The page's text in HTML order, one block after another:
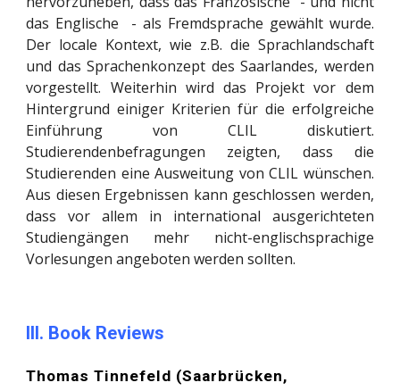
das Englische - als Fremdsprache gewählt wurde.
Der locale Kontext, wie z.B. die Sprachlandschaft
und das Sprachenkonzept des Saarlandes, werden
vorgestellt. Weiterhin wird das Projekt vor dem
Hintergrund einiger Kriterien für die erfolgreiche
Einführung von CLIL diskutiert.
Studierendenbefragungen zeigten, dass die
Studierenden eine Ausweitung von CLIL wünschen.
Aus diesen Ergebnissen kann geschlossen werden,
dass vor allem in international ausgerichteten
Studiengängen mehr nicht-englischsprachige
Vorlesungen angeboten werden sollten.
III. Book Reviews
Thomas Tinnefeld (Saarbrücken,